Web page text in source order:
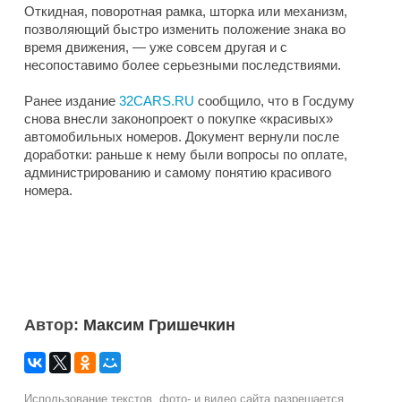
Откидная, поворотная рамка, шторка или механизм,
позволяющий быстро изменить положение знака во
время движения, — уже совсем другая и с
несопоставимо более серьезными последствиями.
Ранее издание 32CARS.RU сообщило, что в Госдуму
снова внесли законопроект о покупке «красивых»
автомобильных номеров. Документ вернули после
доработки: раньше к нему были вопросы по оплате,
администрированию и самому понятию красивого
номера.
Автор: Максим Гришечкин
Использование текстов, фото- и видео сайта разрешается